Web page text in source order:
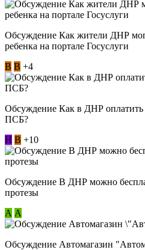
Обсуждение Как жители ДНР
ребенка на портале Госуслуги
В В +4
Обсуждение Как в ДНР
ПСБ?
Н В +10
Обсуждение В ДНР можно
протезы
А А
Обсуждение Автомагазин